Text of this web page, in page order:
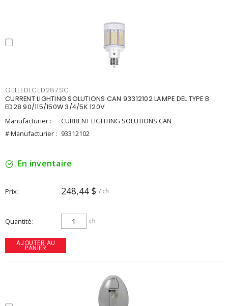
GELLEDLCED287SC
CURRENT LIGHTING SOLUTIONS CAN 93312102 LAMPE DEL TYPE B
ED28 90/115/150W 3/4/5K 120V
Manufacturier :
CURRENT LIGHTING SOLUTIONS CAN
# Manufacturier : 93312102
En inventaire
Prix 248,44 $ / ch
Quantité ch
AJOUTER AU
PANIER